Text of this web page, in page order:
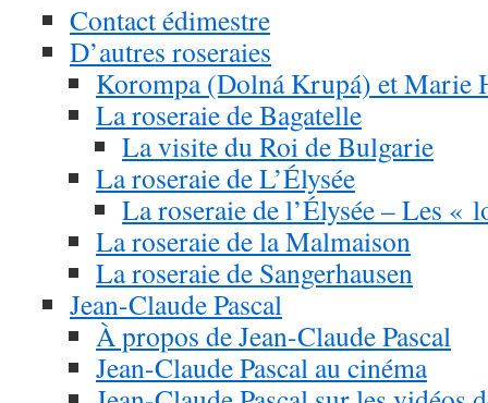
Contact édimestre
D’autres roseraies
Korompa (Dolná Krupá) et Marie
La roseraie de Bagatelle
La visite du Roi de Bulgarie
La roseraie de L’Élysée
La roseraie de l’Élysée – Les «
La roseraie de la Malmaison
La roseraie de Sangerhausen
Jean-Claude Pascal
À propos de Jean-Claude Pascal
Jean-Claude Pascal au cinéma